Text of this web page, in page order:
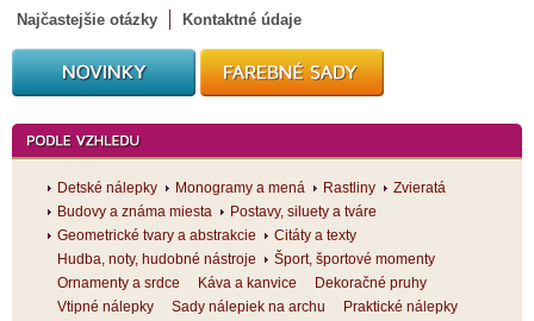
Najčastejšie otázky
Kontaktné údaje
Detské nálepky Monogramy a mená Rastliny
Zvieratá
Budovy a známa miesta
Postavy, siluety a tváre
Geometrické tvary a abstrakcie
Citáty a texty
Hudba, noty, hudobné nástroje
Šport, športové momenty
Ornamenty a srdce
Káva a kanvice
Dekoračné pruhy
Vtipné nálepky
Sady nálepiek na archu
Praktické nálepky